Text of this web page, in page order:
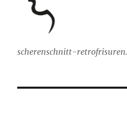
scherenschnitt-